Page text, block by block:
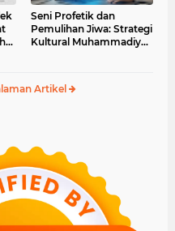
Seni Profetik dan
Pemulihan Jiwa: Strategi
Kultural Muhammadiyah
Artikel